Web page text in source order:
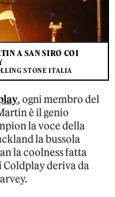
A SAN SIRO COI
STONE ITALIA
, ogni membro del
è il genio
la voce della
la bussola
la coolness fatta
Coldplay deriva da